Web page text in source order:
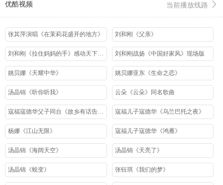
当前播放线路
优酷视频
张其萍演唱《在茉莉花盛开的地方》 刘和刚《父亲》
刘和刚《拉住妈妈的手》感动天下儿女之歌 刘和刚战扬《中国好家风》现场版
姚贝娜《天耀中华》 姚贝娜亚东《生命之恋》
汤晶锦《听你听我》 云朵《云朵》同名歌曲
寇福寇德华父子同台《故乡有话告诉你》 寇福儿子寇德华《乌兰巴托之夜》
杨娜《江山无限》 寇福儿子寇德华《鸿雁》
汤晶锦《海阔天空》 汤晶锦《天亮了》
汤晶锦《蜕变》 张钰琪《我们的梦》